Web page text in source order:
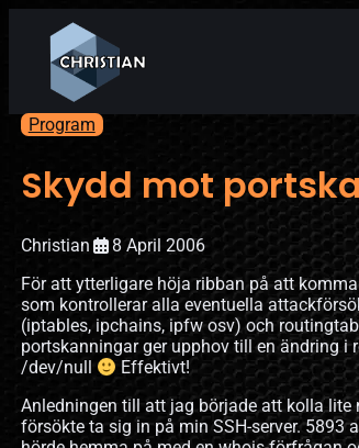
Program
Skydd mot
Christian
8 April 2006
För att ytterligare höja ribban på att
som kontrollerar alla eventuella
(iptables, ipchains, ipfw osv) och
portskanningar ger upphov till en ändring
/dev/null
Effektivt!
Anledningen till att jag började att kolla
försökte ta sig in på min SSH-server. 5893